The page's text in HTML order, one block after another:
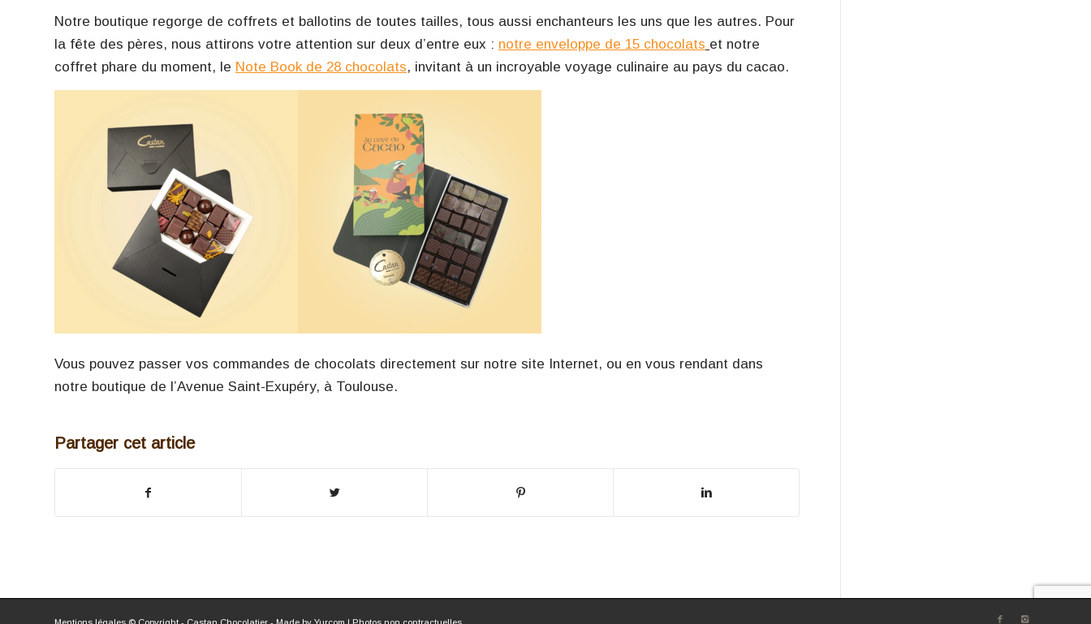
Notre boutique regorge de coffrets et ballotins de toutes tailles, tous aussi enchanteurs les uns que les autres. Pour
la fête des pères, nous attirons votre attention sur deux d’entre eux : notre enveloppe de 15 chocolats et notre
coffret phare du moment, le Note Book de 28 chocolats, invitant à un incroyable voyage culinaire au pays du cacao.
Vous pouvez passer vos commandes de chocolats directement sur notre site Internet, ou en vous rendant dans
notre boutique de l’Avenue Saint-Exupéry, à Toulouse.
Partager cet article